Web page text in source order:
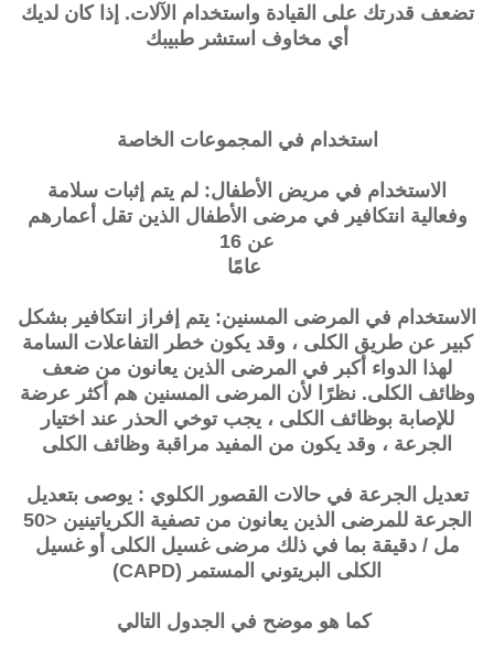
تضعف قدرتك على القيادة واستخدام الآلات. إذا كان لديك
أي مخاوف استشر طبيبك
استخدام في المجموعات الخاصة
الاستخدام في مريض الأطفال: لم يتم إثبات سلامة
وفعالية انتكافير في مرضى الأطفال الذين تقل أعمارهم
عن 16
عامًا
الاستخدام في المرضى المسنين: يتم إفراز انتكافير بشكل
كبير عن طريق الكلى ، وقد يكون خطر التفاعلات السامة
لهذا الدواء أكبر في المرضى الذين يعانون من ضعف
وظائف الكلى. نظرًا لأن المرضى المسنين هم أكثر عرضة
للإصابة بوظائف الكلى ، يجب توخي الحذر عند اختيار
الجرعة ، وقد يكون من المفيد مراقبة وظائف الكلى
تعديل الجرعة في حالات القصور الكلوي : يوصى بتعديل
الجرعة للمرضى الذين يعانون من تصفية الكرياتينين <50
مل / دقيقة بما في ذلك مرضى غسيل الكلى أو غسيل
الكلى البريتوني المستمر (CAPD)
كما هو موضح في الجدول التالي